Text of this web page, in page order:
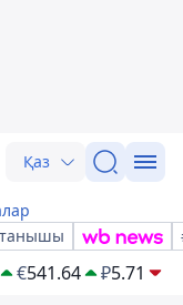
Қаз
€541.64 ₽5.71